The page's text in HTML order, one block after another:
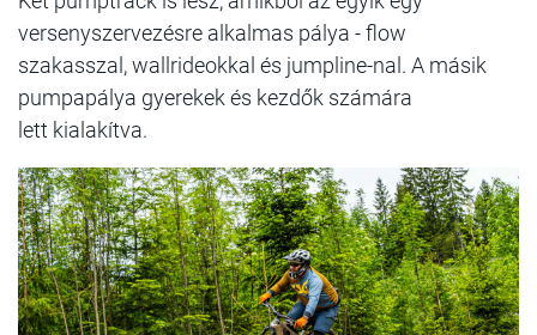
versenyszervezésre alkalmas pálya - flow
szakasszal, wallrideokkal és jumpline-nal. A másik
pumpapálya gyerekek és kezdők számára
lett kialakítva.